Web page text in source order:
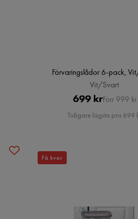
Förvaringslådor 6-pack,
Vit/Svart
Pris
699 krOriginal
Pris
Förr 999 kr
Tidigare lägsta pris 699
Få kvar